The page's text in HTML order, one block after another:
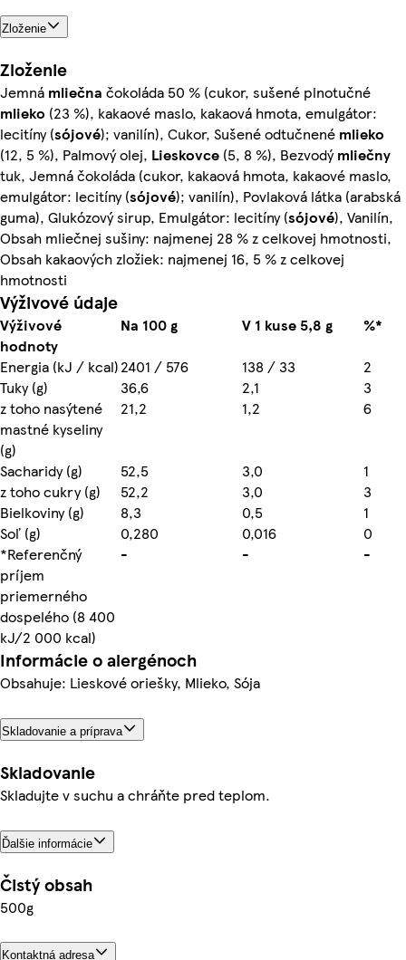
Zloženie
Zloženie
Jemná mliečna čokoláda 50 % (cukor, sušené plnotučné
mlieko (23 %), kakaové maslo, kakaová hmota, emulgátor:
lecitíny (sójové); vanilín), Cukor, Sušené odtučnené mlieko
(12, 5 %), Palmový olej, Lieskovce (5, 8 %), Bezvodýmliečny
tuk, Jemná čokoláda (cukor, kakaová hmota, kakaové maslo,
emulgátor: lecitíny (sójové); vanilín), Povlaková látka (arabská
guma), Glukózový sirup, Emulgátor: lecitíny (sójové), Vanilín,
Obsah mliečnej sušiny: najmenej 28 % z celkovej hmotnosti,
Obsah kakaových zložiek: najmenej 16, 5 % z celkovej
hmotnosti
Výživové údaje
Výživové
hodnoty
Na 100 g V 1 kuse 5,8 g
%*
Energia (kJ / kcal)2401 / 576 138 / 33
2
Tuky (g)
36,6 2,1
3
z toho nasýtené
mastné kyseliny
(g)
21,2 1,2 6
Sacharidy (g) 52,5 3,0
1
z toho cukry (g)
52,2 3,0
3
Bielkoviny (g)
8,3 0,5
1
Soľ (g)
0,280 0,016
0
*Referenčný
príjem
priemerného
dospelého (8 400
kJ/2 000 kcal)
- - -
Informácie o alergénoch
Obsahuje: Lieskové oriešky, Mlieko, Sója
Skladovanie a príprava
Skladovanie
Skladujte v suchu a chráňte pred teplom.
Ďalšie informácie
Čistý obsah
500g
Kontaktná adresa